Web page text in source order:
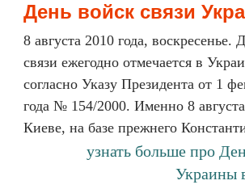
День войск связи
8 августа 2010 года, воскресенье.
связи ежегодно отмечается в
согласно Указу Президента от 1
года № 154/2000. Именно 8
Киеве, на базе прежнего
узнать больше про
Украины